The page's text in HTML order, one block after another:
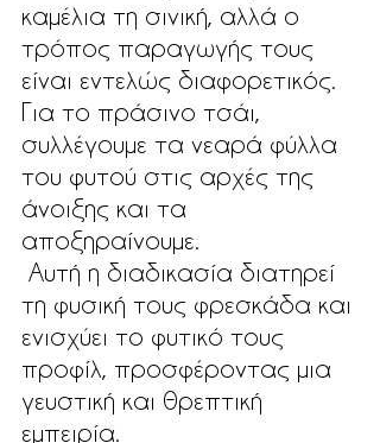
καμέλια τη σινική, αλλά ο
τρόπος παραγωγής τους
είναι εντελώς διαφορετικός.
Για το πράσινο τσάι,
συλλέγουμε τα νεαρά φύλλα
του φυτού στις αρχές της
άνοιξης και τα
αποξηραίνουμε.
τη φυσική τους φρεσκάδα και
ενισχύει το φυτικό τους
προφίλ, προσφέροντας μια
γευστική και θρεπτική
εμπειρία.